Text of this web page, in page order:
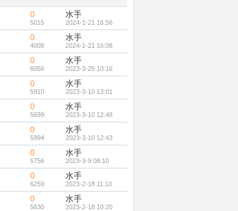
0
5015
水手
2024-1-21 16:56
0
4008
水手
2024-1-21 16:08
0
6056
水手
2023-3-25 10:16
0
5910
水手
2023-3-10 13:01
0
5699
水手
2023-3-10 12:48
0
5994
水手
2023-3-10 12:43
0
5756
水手
2023-3-9 08:10
0
6259
水手
2023-2-18 11:10
0
5630
水手
2023-2-18 10:20